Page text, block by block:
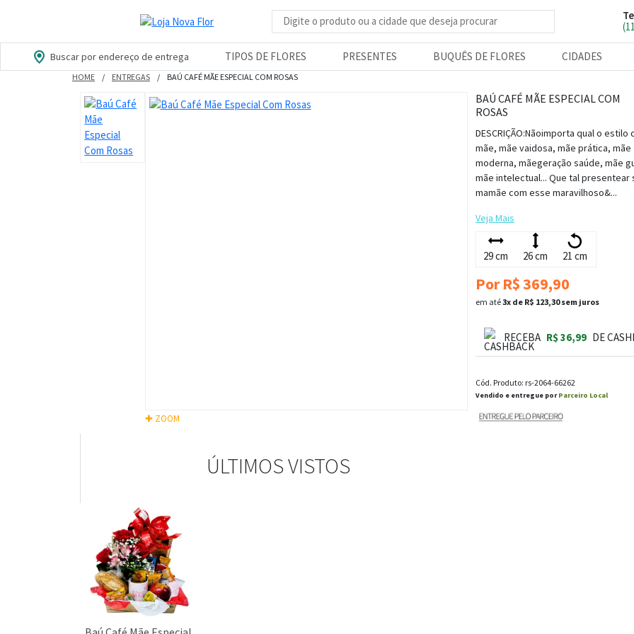
Busca de produtos
Buscar por endereço de entrega TIPOS DE FLORES PRESENTES BUQUÊS DE FLORES CIDADES
HOME ENTREGAS BAÚ CAFÉ MÃE ESPECIAL COM ROSAS
✚ ZOOM
BAÚ CAFÉ MÃE ESPECIAL COM
ROSAS
DESCRIÇÃO:Nãoimporta qual o estilo
mãe, mãe vaidosa, mãe prática, mãe
moderna, mãegeração saúde, mãe
mãe intelectual... Que tal presentear
mamãe com esse maravilhoso&...
Veja Mais
29 cm 26 cm 21 cm
Por R$ 369,90
em até3x de R$ 123,30 sem juros
RECEBA R$ 36,99 DE
Cód. Produto: rs-2064-66262
Vendido e entregue porParceiro Local
ÚLTIMOS VISTOS